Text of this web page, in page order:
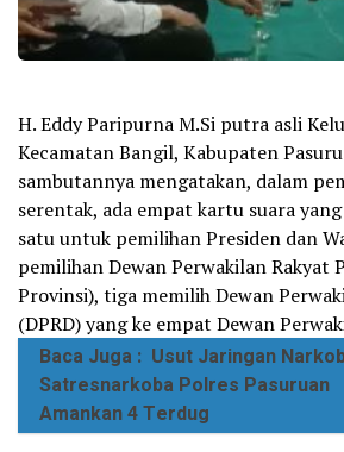
H. Eddy Paripurna M.Si putra asli
Kecamatan Bangil, Kabupaten
sambutannya mengatakan, dalam
serentak, ada empat kartu suara
satu untuk pemilihan Presiden dan
pemilihan Dewan Perwakilan Rakyat
Provinsi), tiga memilih Dewan
(DPRD) yang ke empat Dewan
Baca Juga : Usut Jaringan
Satresnarkoba Polres Pasuruan
Amankan 4 Terdug